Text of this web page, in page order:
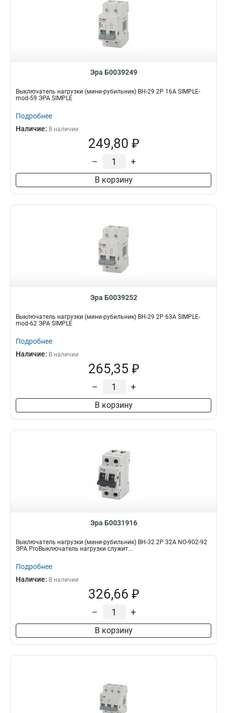
Эра Б0039249
Выключатель нагрузки (мини-рубильник) ВН-29 2P 16А SIMPLE-
mod-59 ЭРА SIMPLE
Подробнее
Наличие: В наличии
249,80 ₽
– +
В корзину
Эра Б0039252
Выключатель нагрузки (мини-рубильник) ВН-29 2P 63А SIMPLE-
mod-62 ЭРА SIMPLE
Подробнее
Наличие: В наличии
265,35 ₽
– +
В корзину
Эра Б0031916
Выключатель нагрузки (мини-рубильник) ВН-32 2P 32A NO-902-92
ЭРА ProВыключатель нагрузки служит...
Подробнее
Наличие: В наличии
326,66 ₽
– +
В корзину